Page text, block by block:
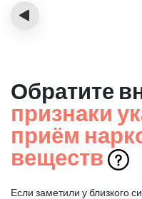
‹
Обратите
признаки
приём
веществ
Если заметили у близкого